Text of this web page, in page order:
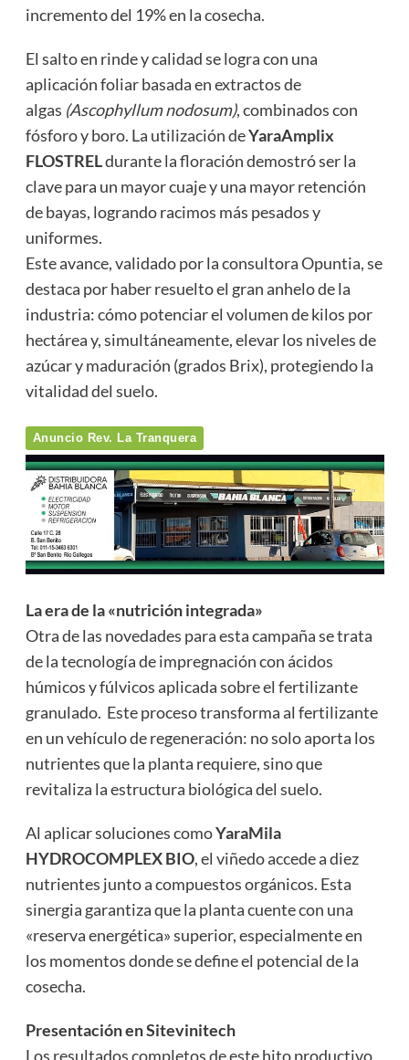
incremento del 19% en la cosecha.
El salto en rinde y calidad se logra con una
aplicación foliar basada en extractos de
algas (Ascophyllum nodosum), combinados con
fósforo y boro. La utilización deYaraAmplix
FLOSTRELdurante la floración demostró ser la
clave para un mayor cuaje y una mayor retención
de bayas, logrando racimos más pesados y
uniformes.
Este avance, validado por la consultora Opuntia, se
destaca por haber resuelto el gran anhelo de la
industria: cómo potenciar el volumen de kilos por
hectárea y, simultáneamente, elevar los niveles de
azúcar y maduración (grados Brix), protegiendo la
vitalidad del suelo.
Anuncio Rev. La Tranquera
La era de la «nutrición integrada»
Otra de las novedades para esta campaña se trata
de la tecnología de impregnación con ácidos
húmicos y fúlvicos aplicada sobre el fertilizante
granulado. Este proceso transforma al fertilizante
en un vehículo de regeneración: no solo aporta los
nutrientes que la planta requiere, sino que
revitaliza la estructura biológica del suelo.
Al aplicar soluciones comoYaraMila
HYDROCOMPLEX BIO, el viñedo accede a diez
nutrientes junto a compuestos orgánicos. Esta
sinergia garantiza que la planta cuente con una
«reserva energética» superior, especialmente en
los momentos donde se define el potencial de la
cosecha.
Presentación en Sitevinitech
Los resultados completos de este hito productivo,